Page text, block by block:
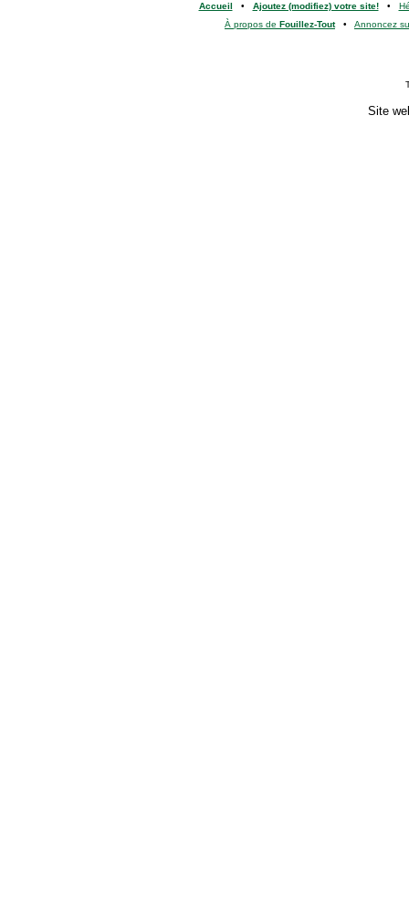
Accueil • Ajoutez (modifiez) votre site!•
À propos de Fouillez-Tout• Annoncez
Site